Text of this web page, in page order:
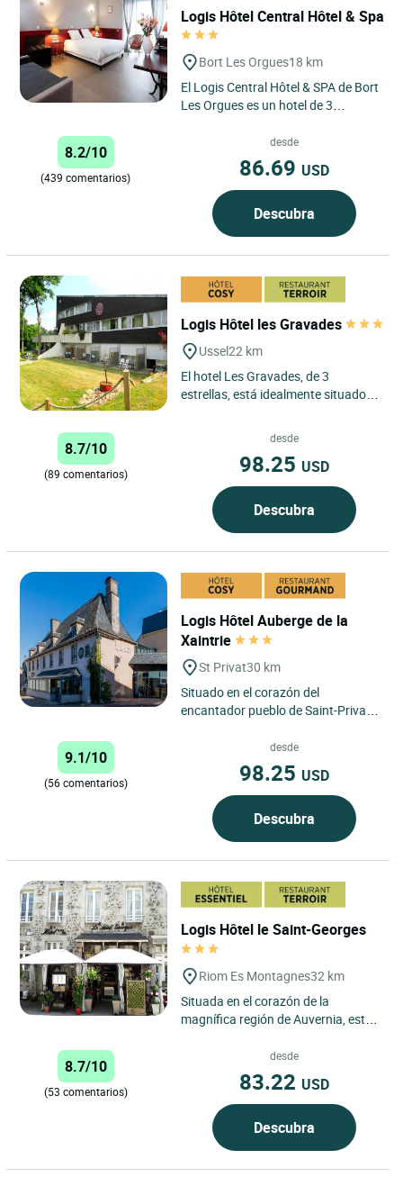
Logis Hôtel Central Hôtel & Spa
Bort Les Orgues18 km
El Logis Central Hôtel & SPA de Bort
Les Orgues es un hotel de 3
corazón de la región...
8.2/10
(439 comentarios)
desde
86.69 USD
Descubra
Logis Hôtel les Gravades
Ussel22 km
El hotel Les Gravades, de 3
estrellas, está idealmente situado
Corrèze, en un entorno...
8.7/10
(89 comentarios)
desde
98.25 USD
Descubra
Logis Hôtel Auberge de la
Xaintrie
St Privat30 km
Situado en el corazón del
encantador pueblo de Saint-Privat,
marco ideal para una escapada...
9.1/10
(56 comentarios)
desde
98.25 USD
Descubra
Logis Hôtel le Saint-Georges
Riom Es Montagnes32 km
Situada en el corazón de la
magnífica región de Auvernia, esta
Riom es Montagnes...
8.7/10
(53 comentarios)
desde
83.22 USD
Descubra